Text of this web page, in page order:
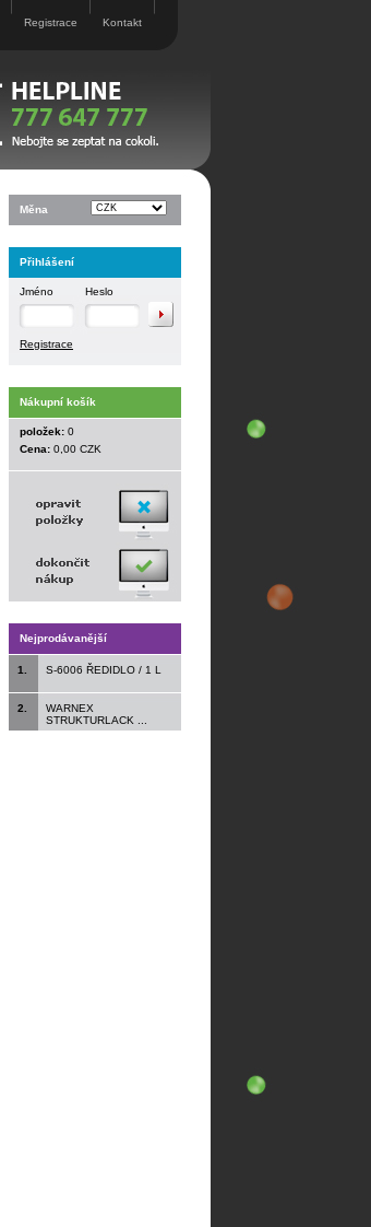
Registrace Kontakt
Měna
Přihlášení
Jméno Heslo
Registrace
Nákupní košík
položek: 0
Cena: 0,00 CZK
Nejprodávanější
1. S-6006 ŘEDIDLO / 1 L
2.
WARNEX
STRUKTURLACK ...